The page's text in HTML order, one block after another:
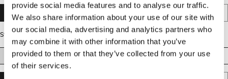
provide social media features and to analyse our traffic.
We also share information about your use of our site with
our social media, advertising and analytics partners who
may combine it with other information that you’ve
provided to them or that they’ve collected from your use
of their services.
Straight Tapered Leg
Storlek
XS S M L XL XXL